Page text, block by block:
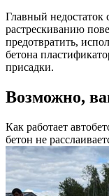
Главный недостаток
растрескиванию
предотвратить,
бетона
присадки.
Возможно,
Как работает
бетон не